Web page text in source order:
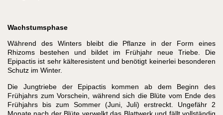
Wachstumsphase
Während des Winters bleibt die Pflanze in der Form eines
Rhizoms bestehen und bildet im Frühjahr neue Triebe. Die
Epipactis ist sehr kälteresistent und benötigt keinerlei besonderen
Schutz im Winter.
Die Jungtriebe der Epipactis kommen ab dem Beginn des
Frühjahrs zum Vorschein, während sich die Blüte vom Ende des
Frühjahrs bis zum Sommer (Juni, Juli) erstreckt. Ungefähr 2
Monate nach der Blüte verwelkt das Blattwerk und fällt vollständig